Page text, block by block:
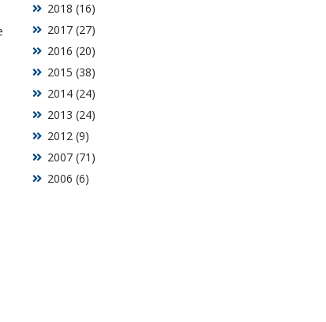
2006 (6)
2007 (71)
2012 (9)
2013 (24)
2014 (24)
2015 (38)
2016 (20)
2017 (27)
2018 (16)